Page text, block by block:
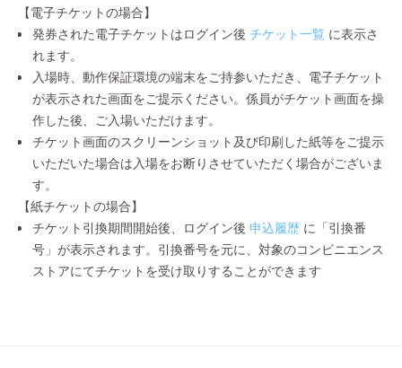
【電子チケットの場合】
発券された電子チケットはログイン後 チケット一覧 に表示さ
れます。
入場時、動作保証環境の端末をご持参いただき、電子チケット
が表示された画面をご提示ください。係員がチケット画面を操
作した後、ご入場いただけます。
チケット画面のスクリーンショット及び印刷した紙等をご提示
いただいた場合は入場をお断りさせていただく場合がございま
す。
【紙チケットの場合】
チケット引換期間開始後、ログイン後 申込履歴 に「引換番
号」が表示されます。引換番号を元に、対象のコンビニエンス
ストアにてチケットを受け取りすることができます